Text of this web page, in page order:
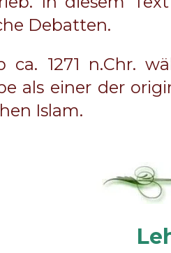
Debatten.
ca. 1271 n.Chr.
als einer der
Islam.